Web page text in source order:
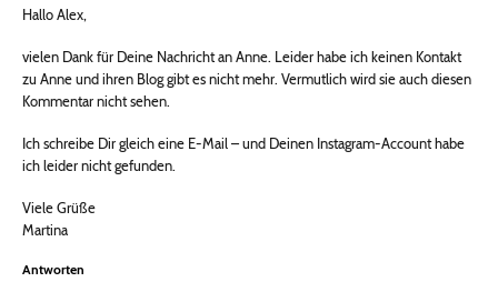
Hallo Alex,
vielen Dank für Deine Nachricht an Anne. Leider habe ich keinen Kontakt
zu Anne und ihren Blog gibt es nicht mehr. Vermutlich wird sie auch diesen
Kommentar nicht sehen.
Ich schreibe Dir gleich eine E-Mail – und Deinen Instagram-Account habe
ich leider nicht gefunden.
Viele Grüße
Martina
Antworten